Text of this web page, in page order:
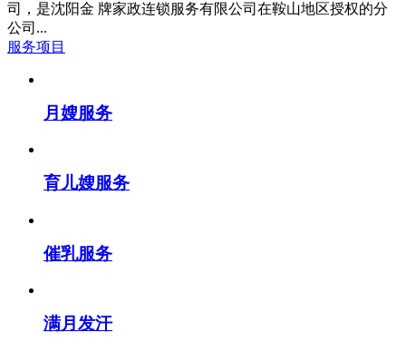
司，是沈阳金 牌家政连锁服务有限公司在鞍山地区授权的分
公司...
服务项目
月嫂服务
育儿嫂服务
催乳服务
满月发汗